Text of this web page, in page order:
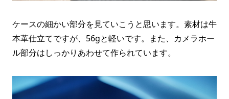
ケースの細かい部分を見ていこうと思います。素材は牛
本革仕立てですが、56gと軽いです。また、カメラホー
ル部分はしっかりあわせて作られています。